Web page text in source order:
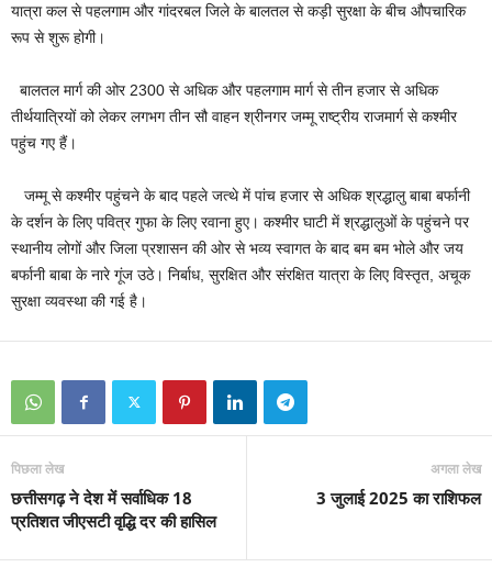
यात्रा कल से पहलगाम और गांदरबल जिले के बालतल से कड़ी सुरक्षा के बीच औपचारिक
रूप से शुरू होगी।
बालतल मार्ग की ओर 2300 से अधिक और पहलगाम मार्ग से तीन हजार से अधिक
तीर्थयात्रियों को लेकर लगभग तीन सौ वाहन श्रीनगर जम्मू राष्ट्रीय राजमार्ग से कश्मीर
पहुंच गए हैं।
जम्मू से कश्मीर पहुंचने के बाद पहले जत्थे में पांच हजार से अधिक श्रद्धालु बाबा बर्फानी
के दर्शन के लिए पवित्र गुफा के लिए रवाना हुए। कश्मीर घाटी में श्रद्धालुओं के पहुंचने पर
स्‍‍थानीय लोगों और जिला प्रशासन की ओर से भव्य स्वागत के बाद बम बम भोले और जय
बर्फानी बाबा के नारे गूंज उठे। निर्बाध, सुरक्षित और संरक्षित यात्रा के लिए विस्‍तृत, अचूक
सुरक्षा व्यवस्था की गई है।
पिछला लेख
छत्तीसगढ़ ने देश में सर्वाधिक 18
प्रतिशत जीएसटी वृद्धि दर की हासिल
अगला लेख
3 जुलाई 2025 का राशिफल